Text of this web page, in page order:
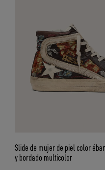
Slide de mujer de piel color
y bordado multicolor